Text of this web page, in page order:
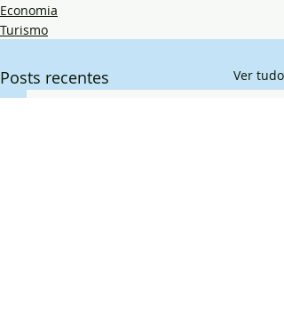
Economia
Turismo
Posts recentes Ver tudo